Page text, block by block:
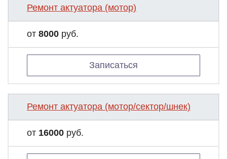
Ремонт актуатора (мотор)
от 8000 руб.
Записаться
Ремонт актуатора (мотор/сектор/шнек)
от 16000 руб.